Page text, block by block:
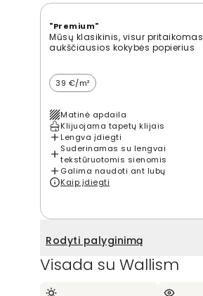
"Premium"
Mūsų klasikinis, visur pritaikomas
aukščiausios kokybės popierius
39 €/m²
Matinė apdaila
Klijuojama tapetų klijais
Lengva įdiegti
Suderinamas su lengvai
tekstūruotomis sienomis
Galima naudoti ant lubų
Kaip įdiegti
Rodyti palyginimą
Visada su Wallism